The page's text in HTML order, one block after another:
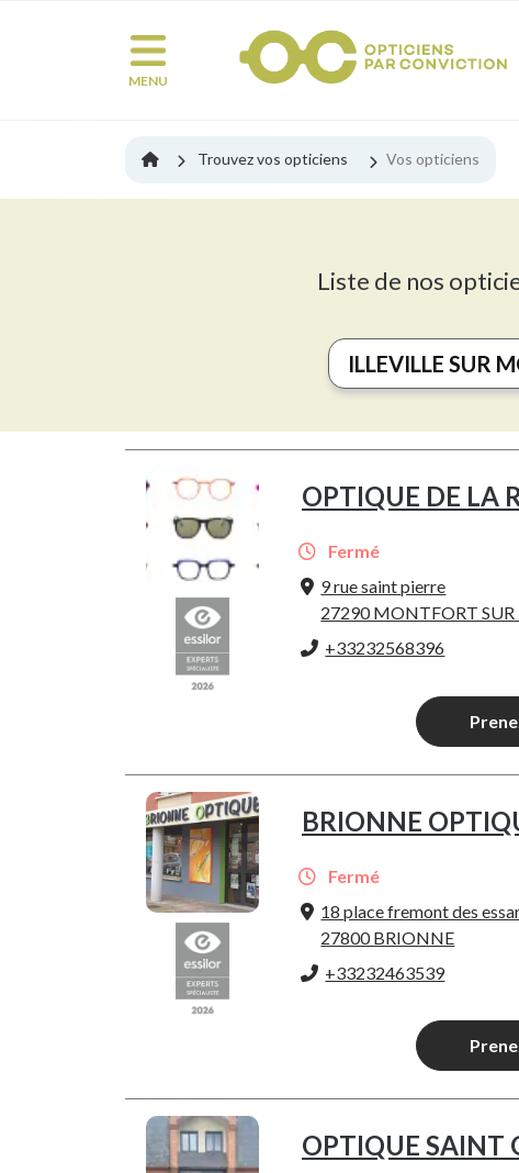
MENU
Trouvez vos opticiens Vos opticiens
Liste de nos
OPTIQUE DE LA
Fermé
9 rue saint pierre
27290 MONTFORT SUR
+33232568396
BRIONNE
Fermé
18 place fremont des
27800 BRIONNE
+33232463539
OPTIQUE SAINT